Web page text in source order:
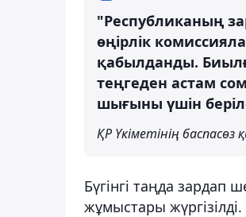
"Республиканың
өңірлік
қабылданды.
теңгеден астам
шығыны үшін
ҚР Үкіметінің баспасөз
Бүгінгі таңда зардап
жұмыстары жүргізілді.